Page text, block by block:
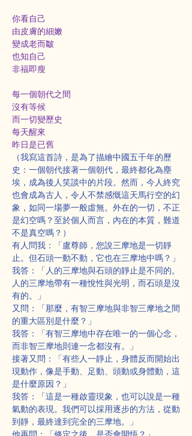
你看自己
由皮膚的細嫩
變成老而皺
也知自己
非福即瘦
每一個朝代之間
沒有等候
而一切變歷史
每天醒來
昨日是已舊
（我寫這首詩，是為了描繪中國五千年的歷
史：一個朝代接著一個朝代，最終都化為塵
埃，成為後人笑談中的片段。然而，今人終究
也會成為古人，令人不禁感慨這天馬行空的幻
象，如同一場夢一般虛無。外在的一切，不正
是幻空嗎？至於個人而言，內在的本質，難道
不是真空嗎？）
有人問我：「盧尊師，您說三摩地是一切靜
止。但石頭一動不動，它也在三摩地中嗎？」
我答：「人的三摩地與石頭的靜止是不同的。
人的三摩地帶有一種悅性與光明，而石頭是沒
有的。」
又問：「那麼，有智三摩地與非智三摩地之間
的重大區別是什麼？」
我答：「有智三摩地中存在唯一的一個心念，
而非智三摩地則連一念都沒有。」
接著又問：「有些人一靜止，身體反而開始出
現動作，像是手動、足動、頭動或身體動，這
是什麼原因？」
我答：「這是一種啟靈現象，也可以說是一種
氣動的表現。我們可以採用逐步的方法，從動
到靜，最終達到完全的三摩地。」